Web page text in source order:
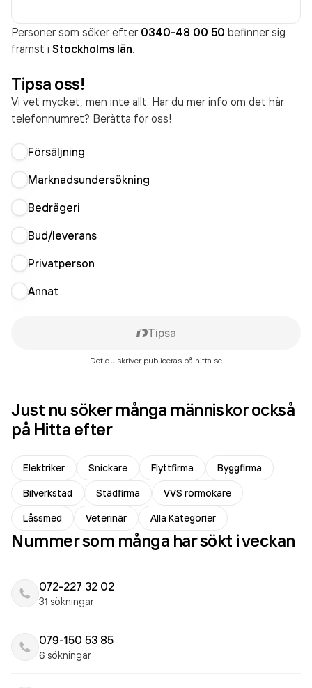
Personer som söker efter 0340-48 00 50 befinner sig
främst i Stockholms län.
Tipsa oss!
Vi vet mycket, men inte allt. Har du mer info om det här
telefonnumret? Berätta för oss!
Försäljning
Marknadsundersökning
Bedrägeri
Bud/leverans
Privatperson
Annat
Tipsa
Det du skriver publiceras på hitta.se
Just nu söker många människor också
på Hitta efter
Elektriker Snickare Flyttfirma
Byggfirma
Bilverkstad
Städfirma
VVS rörmokare
Låssmed
Veterinär Alla Kategorier
Nummer som många har sökt i veckan
072-227 32 02
31 sökningar
079-150 53 85
6 sökningar